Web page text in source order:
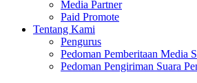
Media Partner
Paid Promote
Tentang Kami
Pengurus
Pedoman Pemberitaan Media
Pedoman Pengiriman Suara